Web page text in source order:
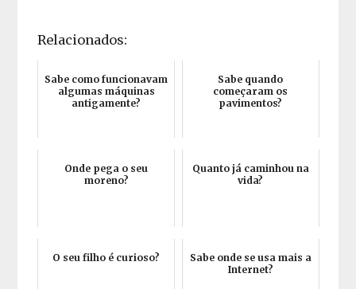
Relacionados:
Sabe como funcionavam
algumas máquinas
antigamente?
Sabe quando
começaram os
pavimentos?
Onde pega o seu
moreno?
Quanto já caminhou na
vida?
O seu filho é curioso?
Sabe onde se usa mais a
Internet?